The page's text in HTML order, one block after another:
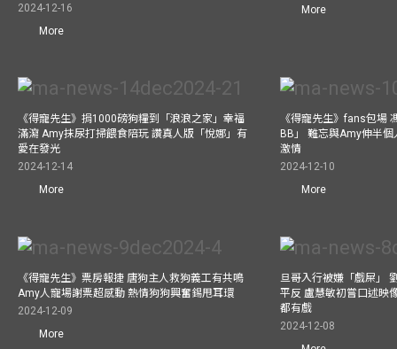
2024-12-16
More
More
《得寵先生》捐1000磅狗糧到「浪浪之家」幸福
滿瀉 Amy抹尿打掃餵食陪玩 讚真人版「悅娜」有
愛在發光
2024-12-14
More
《得寵先生》fans包場
BB」 難忘與Amy伸半
激情
2024-12-10
More
《得寵先生》票房報捷 唐狗主人救狗義工有共鳴
Amy人寵場謝票超感動 熱情狗狗興奮錫甩耳環
2024-12-09
More
旦哥入行被嫌「戲屎」
平反 盧慧敏初嘗口述映
都有戲
2024-12-08